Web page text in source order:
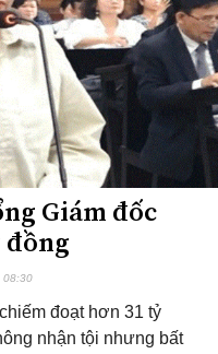
Giám đốc
đồng
08:30
đoạt hơn 31 tỷ
nhận tội nhưng bất